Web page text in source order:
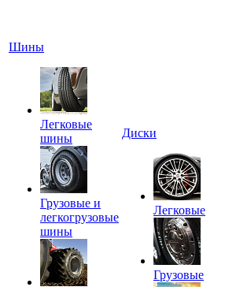
Шины
Легковые
шины
Грузовые и
легкогрузовые
шины
Диски
Легковые
Грузовые